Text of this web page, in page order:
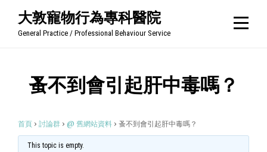
大敦寵物行為專科醫院
General Practice / Professional Behaviour Service
蚤不到會引起肝中毒嗎？
首頁 › 討論群 › @ 舊網站資料 › 蚤不到會引起肝中毒嗎？
This topic is empty.